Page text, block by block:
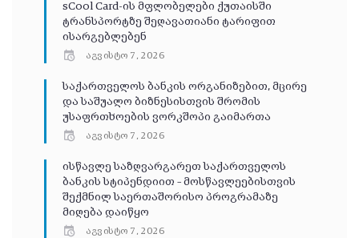
sCool Card-ის მფლობელები ქუთაისში
ტრანსპორტზე შეღავათიანი ტარიფით
ისარგებლებენ
აგვისტო 7, 2026
საქართველოს ბანკის ორგანიზებით, მცირე
და საშუალო ბიზნესისთვის შრომის
უსაფრთხოების ვორკშოპი გაიმართა
აგვისტო 7, 2026
ისწავლე საზღვარგარეთ საქართველოს
ბანკის სტიპენდიით – მოსწავლეებისთვის
შექმნილ საერთაშორისო პროგრამაზე
მიღება დაიწყო
აგვისტო 7, 2026